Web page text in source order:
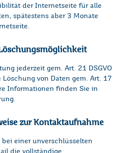
der Internetseite für alle
spätestens aber 3 Monate
jederzeit gem. Art. 21 DSGVO
von Daten gem. Art. 17
Informationen finden Sie in
zur Kontaktaufnahme
bei einer unverschlüsselten
die vollständige